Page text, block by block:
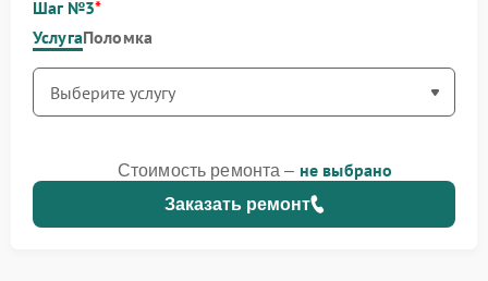
Шаг №3
УслугаПоломка
Заказать ремонт
Стоимость ремонта – не выбрано